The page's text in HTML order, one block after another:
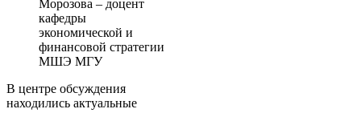
Морозова – доцент
кафедры
экономической и
финансовой стратегии
МШЭ МГУ
В центре обсуждения
находились актуальные